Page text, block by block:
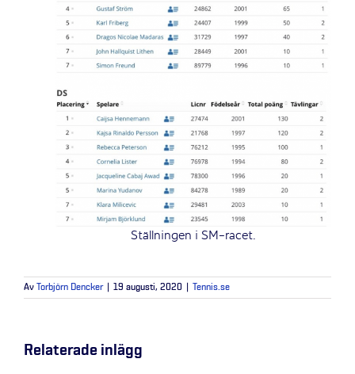
Ställningen i SM-racet.
Av Torbjörn Dencker 19 augusti, 2020 Tennis.se
Relaterade inlägg